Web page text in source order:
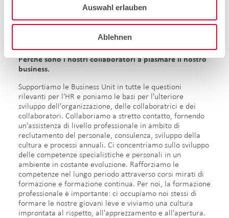
Auswahl erlauben
Ablehnen
Ulrich Schädler, CFO
Perché sono i nostri collaboratori a plasmare il nostro
business.​
Supportiamo le Business Unit in tutte le questioni
rilevanti per l'HR e poniamo le basi per l'ulteriore
sviluppo dell'organizzazione, delle collaboratrici e dei
collaboratori. Collaboriamo a stretto contatto, fornendo
un'assistenza di livello professionale in ambito di
reclutamento del personale, consulenza, sviluppo della
cultura e processi annuali. Ci concentriamo sullo sviluppo
delle competenze specialistiche e personali in un
ambiente in costante evoluzione. Rafforziamo le
competenze nel lungo periodo attraverso corsi mirati di
formazione e formazione continua. Per noi, la formazione
professionale è importante: ci occupiamo noi stessi di
formare le nostre giovani leve e viviamo una cultura
improntata al rispetto, all'apprezzamento e all'apertura.